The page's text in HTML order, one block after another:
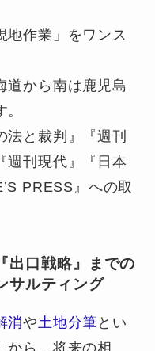
地作業」をワンス
道から南は鹿児島
法と裁判』『週刊
週刊現代』『日本
PRESS』への取
出口戦略』までの
サルティング
消や 土地分筆 とい
から、将来の相